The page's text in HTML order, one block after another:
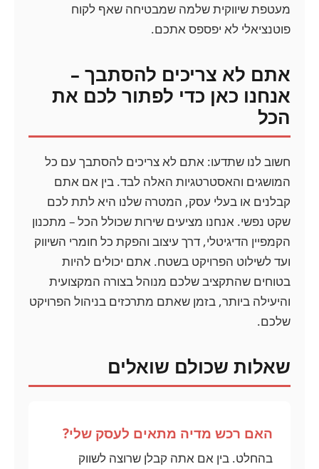
מעטפת שיווקית שלמה שמבטיחה שאף לקוח
פוטנציאלי לא יפספס אתכם.
אתם לא צריכים להסתבך –
אנחנו כאן כדי לפתור לכם את
הכל
חשוב לנו שתדעו: אתם לא צריכים להסתבך עם כל
המושגים והאסטרטגיות האלה לבד. בין אם אתם
קבלנים או בעלי עסק, המטרה שלנו היא לתת לכם
שקט נפשי. אנחנו מציעים שירות שכולל הכל – מתכנון
הקמפיין הדיגיטלי, דרך עיצוב והפקת כל חומרי השיווק
ועד לשילוט הפרויקט בשטח. אתם יכולים להיות
בטוחים שהתקציב שלכם מנוהל בצורה המקצועית
והיעילה ביותר, בזמן שאתם מתרכזים בניהול הפרויקט
שלכם.
שאלות שכולם שואלים
האם רכש מדיה מתאים לעסק שלי?
בהחלט. בין אם אתה קבלן שרוצה לשווק